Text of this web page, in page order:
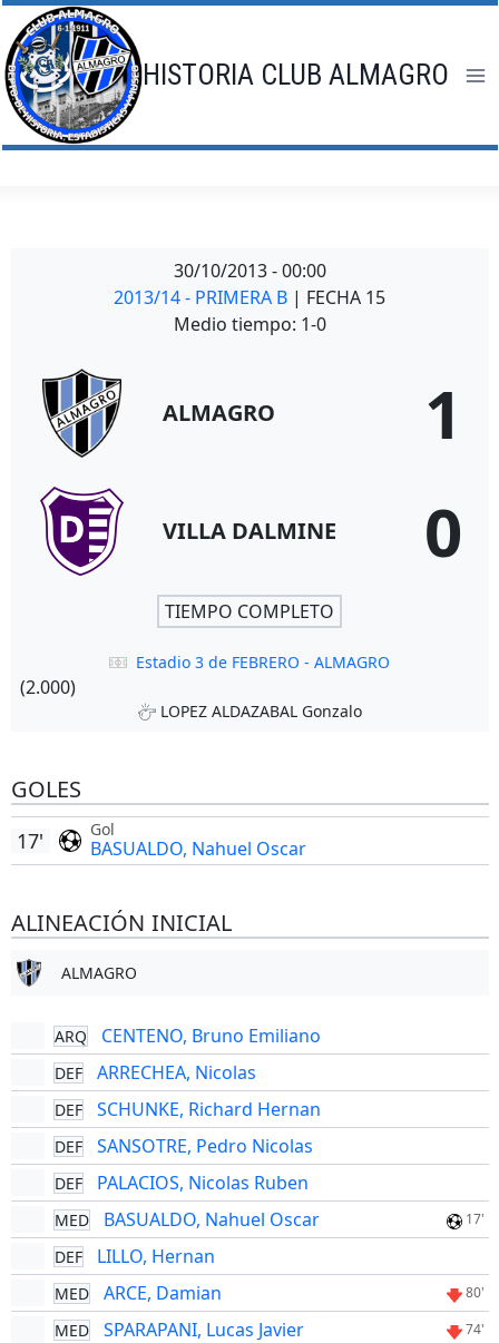
Saltar
al
contenido
HISTORIA CLUB ALMAGRO
30/10/2013 - 00:00
2013/14 - PRIMERA B | FECHA 15
Medio tiempo: 1-0
ALMAGRO 1
VILLA DALMINE 0
TIEMPO COMPLETO
Estadio 3 de FEBRERO - ALMAGRO
(2.000)
LOPEZ ALDAZABAL Gonzalo
GOLES
Gol
BASUALDO, Nahuel Oscar
17'
ALINEACIÓN INICIAL
ALMAGRO
ARQ CENTENO, Bruno Emiliano
DEF ARRECHEA, Nicolas
DEF SCHUNKE, Richard Hernan
DEF SANSOTRE, Pedro Nicolas
DEF PALACIOS, Nicolas Ruben
MED BASUALDO, Nahuel Oscar 17'
DEF LILLO, Hernan
MED ARCE, Damian 80'
MED SPARAPANI, Lucas Javier 74'